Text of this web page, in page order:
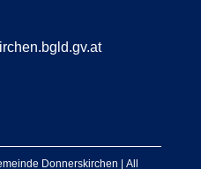
Donnerskirchen |All